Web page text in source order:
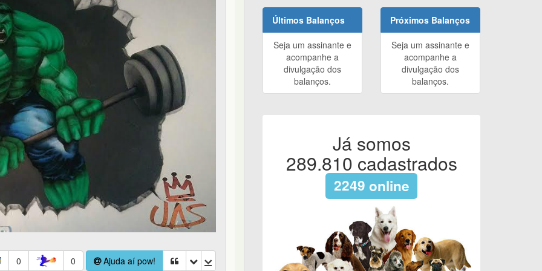
0 0 Ajuda aí pow!
Últimos Balanços
Seja um assinante e
acompanhe a
divulgação dos
balanços.
Próximos Balanços
Seja um assinante e
acompanhe a
divulgação dos
balanços.
Já somos
289.810 cadastrados
2249 online